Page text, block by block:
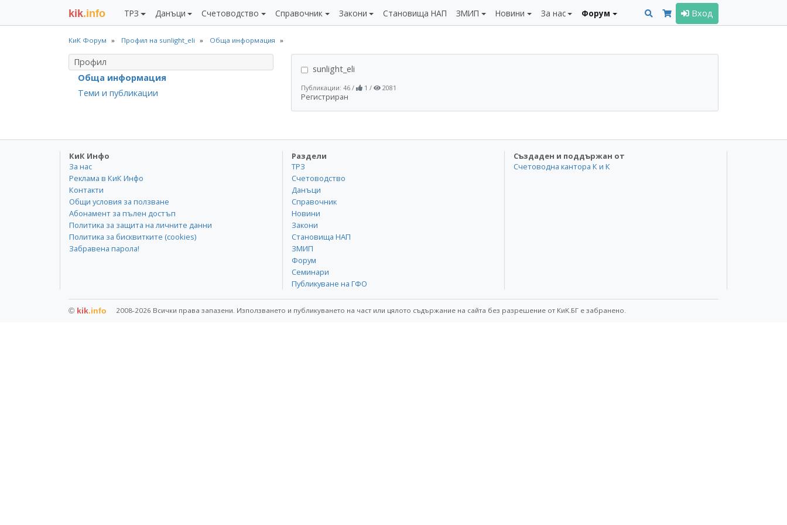
kik.info ТРЗ Данъци Счетоводство Справочник Закони Становища НАП ЗМИП Новини За нас Форум Вход
КиК Форум Профил на sunlight_eli Обща информация
Профил
Обща информация
Теми и публикации
sunlight_eli
Публикации: 46 / 1 / 2081
Регистриран
КиК Инфо
За нас
Реклама в КиК Инфо
Контакти
Общи условия за ползване
Абонамент за пълен достъп
Политика за защита на личните данни
Политика за бисквитките (cookies)
Забравена парола!
Раздели
ТРЗ
Счетоводство
Данъци
Справочник
Новини
Закони
Становища НАП
ЗМИП
Форум
Семинари
Публикуване на ГФО
Създаден и поддържан от
Счетоводна кантора К и К
© kik.info 2008-2026 Всички права запазени. Използването и публикуването на част или цялото съдържание на сайта без разрешение от КиK.БГ е забранено.